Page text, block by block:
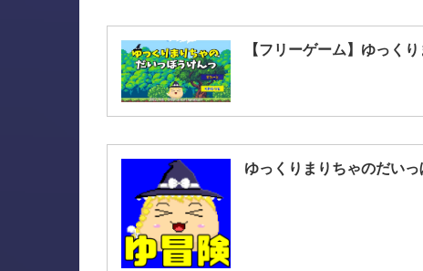
【フリーゲーム】ゆっく
ゆっくりまりちゃのだい